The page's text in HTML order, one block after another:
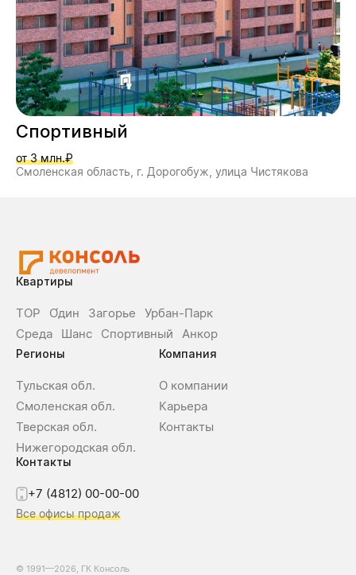
Спортивный
от 3 млн.₽
Смоленская область, г. Дорогобуж, улица Чистякова
Квартиры
ТОР О́дин Загорье
Урбан-Парк
Среда
Шанс Спортивный Анкор
Регионы
Тульская обл.
Смоленская обл.
Тверская обл.
Нижегородская обл.
Компания
О компании
Карьера
Контакты
Контакты
+7 (4812) 00-00-00
Все офисы продаж
© 1991—2026, ГК Консоль